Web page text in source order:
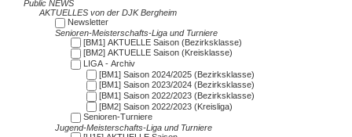
Public NEWS
AKTUELLES von der DJK Bergheim
Newsletter
Senioren-Meisterschafts-Liga und Turniere
[BM1] AKTUELLE Saison (Bezirksklasse)
[BM2] AKTUELLE Saison (Kreisklasse)
LIGA - Archiv
[BM1] Saison 2024/2025 (Bezirksklasse)
[BM1] Saison 2023/2024 (Bezirksklasse)
[BM1] Saison 2022/2023 (Bezirksklasse)
[BM2] Saison 2022/2023 (Kreisliga)
Senioren-Turniere
Jugend-Meisterschafts-Liga und Turniere